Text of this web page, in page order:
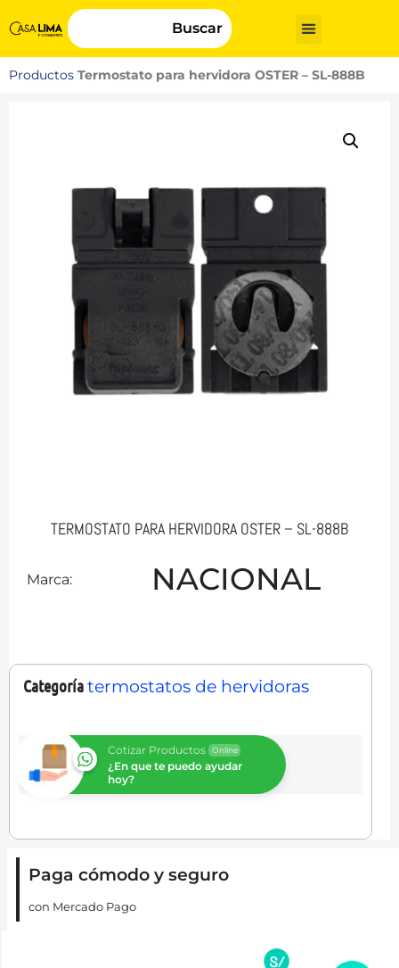
Buscar
Productos Termostato para hervidora OSTER – SL-888B
TERMOSTATO PARA HERVIDORA OSTER – SL-888B
Marca: NACIONAL
Categoríatermostatos de hervidoras
Cotizar Productos Online
¿En que te puedo ayudar
hoy?
Paga cómodo y seguro
con Mercado Pago